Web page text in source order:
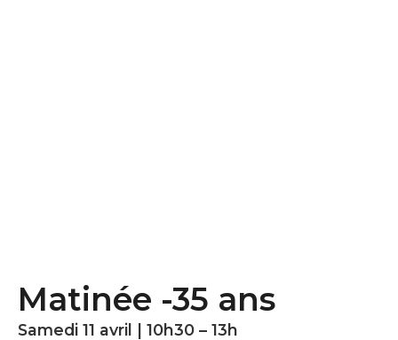
Matinée -35 ans
Samedi 11 avril | 10h30 – 13h